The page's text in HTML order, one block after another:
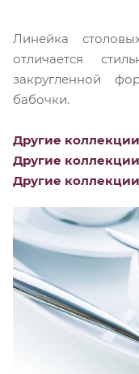
Линейка
отличается
закругленной
бабочки.
Другие
Другие
Другие